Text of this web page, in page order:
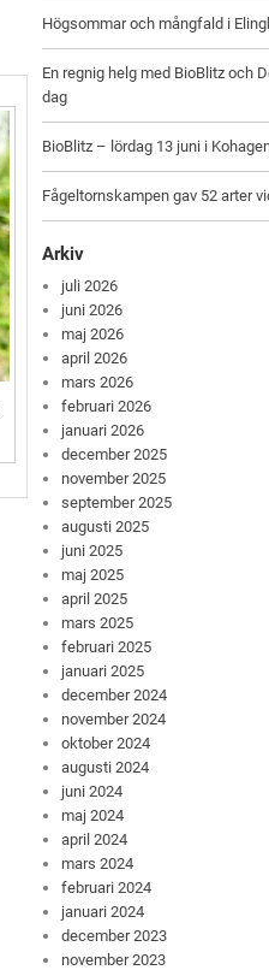
Högsommar och mångfald i
En regnig helg med BioBlitz och
dag
BioBlitz – lördag 13 juni i
Fågeltornskampen gav 52 arter
Arkiv
juli 2026
juni 2026
maj 2026
april 2026
mars 2026
februari 2026
januari 2026
december 2025
november 2025
september 2025
augusti 2025
juni 2025
maj 2025
april 2025
mars 2025
februari 2025
januari 2025
december 2024
november 2024
oktober 2024
augusti 2024
juni 2024
maj 2024
april 2024
mars 2024
februari 2024
januari 2024
december 2023
november 2023